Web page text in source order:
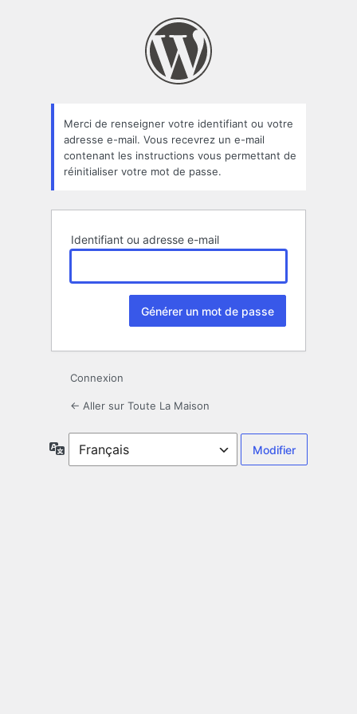
oublié
Merci de renseigner votre identifiant ou votre
adresse e-mail. Vous recevrez un e-mail
contenant les instructions vous permettant de
réinitialiser votre mot de passe.
Identifiant ou adresse e-mail
Connexion
← Aller sur Toute La Maison
Langue